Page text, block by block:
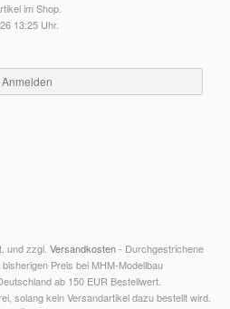
im Shop.
13:25 Uhr.
Anmelden
und zzgl. Versandkosten- Durchgestrichene
Preis bei MHM-Modellbau
ab 150 EUR Bestellwert.
solang kein Versandartikel dazu bestellt wird.